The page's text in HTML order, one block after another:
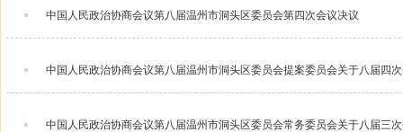
中国人民政治协商会议第八届温州市洞头区委员会第四次会议决议
中国人民政治协商会议第八届温州市洞头区委员会提案委员会关于八届四
中国人民政治协商会议第八届温州市洞头区委员会常务委员会关于八届三